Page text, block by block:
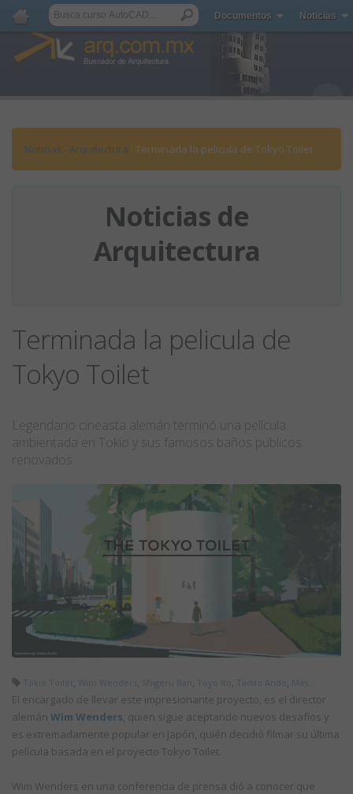
Documentos Noticias
Noticias : Arquitectura : Terminada la pelicula de Tokyo Toilet
Noticias de
Arquitectura
Terminada la pelicula de
Tokyo Toilet
Legendario cineasta alemán terminó una película
ambientada en Tokio y sus famosos baños públicos
renovados.
Tokio Toilet , Wim Wenders, Shigeru Ban, Toyo Ito, Tadao Ando, Más...
El encargado de llevar este impresionante proyecto, es el director
alemán Wim Wenders, quien sigue aceptando nuevos desafíos y
es extremadamente popular en Japón, quién decidió filmar su última
película basada en el proyecto Tokyo Toilet.
Wim Wenders en una conferencia de prensa dió a conocer que